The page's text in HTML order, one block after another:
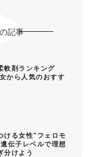
記事
軟剤ランキング
から人気のおすす
ける女性"フェロモ
伝子レベルで理想
分けよう